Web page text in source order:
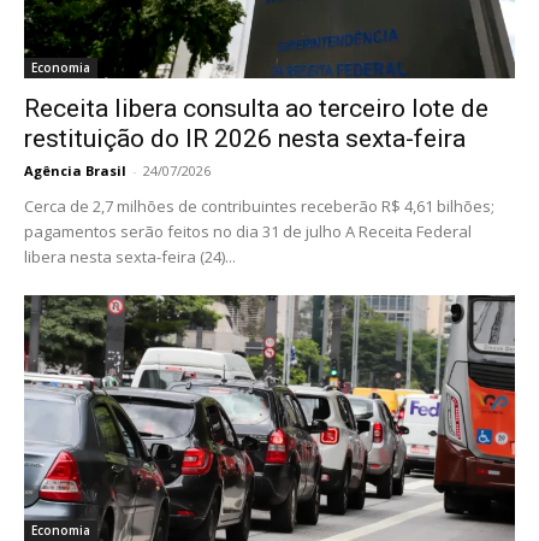
Economia
Receita libera consulta ao terceiro lote de
restituição do IR 2026 nesta sexta-feira
Agência Brasil - 24/07/2026
Cerca de 2,7 milhões de contribuintes receberão R$ 4,61 bilhões;
pagamentos serão feitos no dia 31 de julho A Receita Federal
libera nesta sexta-feira (24)...
Economia